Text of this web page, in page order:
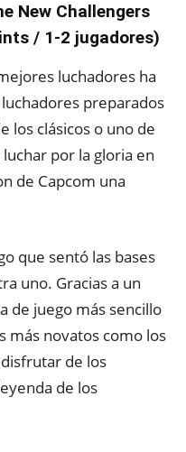
New Challengers
/ 1-2 jugadores)
luchadores ha
preparados
los clásicos o uno de
por la gloria en
de Capcom una
que sentó las bases
uno. Gracias a un
de juego más sencillo
más novatos como los
de los
de los